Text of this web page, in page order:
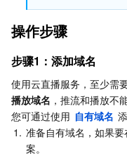
云 HDFS
数据加速器 GooseFS
智能媒资托管
云数据库 MariaDB
云数据库 PostgreSQL
云数据库 SQL Server
TDSQL-C MySQL 版
TDSQL MySQL 版
TDSQL Boundless
NoSQL 数据库
腾讯云分布式缓存数
云数据库 MongoDB
游戏数据库
数据库 SaaS 服务
数据传输服务
数据库专家服务
网络
私有网络
数据安全
关于直播播放黑屏问
操作步骤
步骤1：添加域名
使用云直播服务，至少需
播放域名 ，推流和播放不
您可通过使用 自有域名
1. 准备自有域名，如果
案。